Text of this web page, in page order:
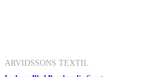
ARVIDSSONS TEXTIL